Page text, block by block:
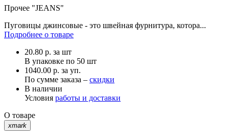
Прочее "JEANS"
Пуговицы джинсовые - это швейная фурнитура, котора...
Подробнее о товаре
20.80 р. за шт
В упаковке по 50 шт
1040.00 р. за уп.
По сумме заказа – скидки
В наличии
Условия работы и доставки
О товаре
xmark